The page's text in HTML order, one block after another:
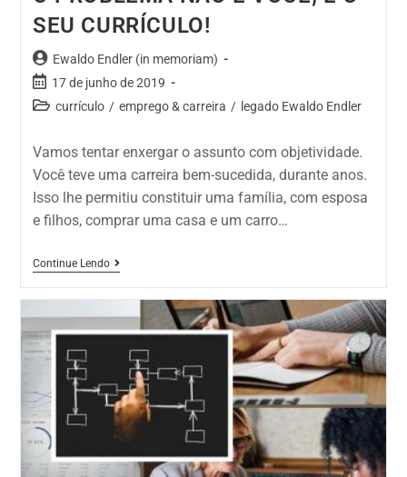
SEU CURRÍCULO!
Ewaldo Endler (in memoriam)
17 de junho de 2019
currículo / emprego & carreira / legado Ewaldo Endler
Vamos tentar enxergar o assunto com objetividade.
Você teve uma carreira bem-sucedida, durante anos.
Isso lhe permitiu constituir uma família, com esposa
e filhos, comprar uma casa e um carro…
Continue Lendo